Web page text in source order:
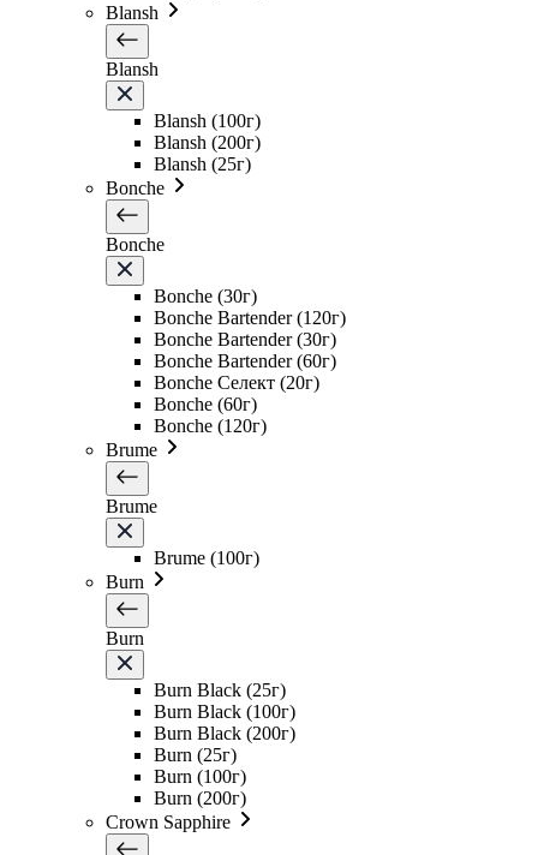
Blansh
Blansh
Blansh (100г)
Blansh (200г)
Blansh (25г)
Bonche
Bonche
Bonche (30г)
Bonche Bartender (120г)
Bonche Bartender (30г)
Bonche Bartender (60г)
Bonche Селект (20г)
Bonche (60г)
Bonche (120г)
Brume
Brume
Brume (100г)
Burn
Burn
Burn Black (25г)
Burn Black (100г)
Burn Black (200г)
Burn (25г)
Burn (100г)
Burn (200г)
Crown Sapphire